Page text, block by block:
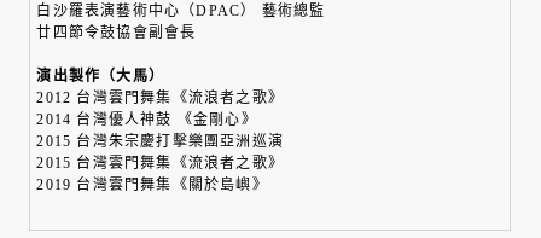
白沙羅表演藝術中心（DPAC） 藝術總監
廿四節令鼓協會副會長
演出製作（大馬）
2012 台灣雲門舞集《流浪者之歌》
2014 台灣優人神鼓 《金剛心》
2015 台灣朱宗慶打擊樂團亞洲巡演
2015 台灣雲門舞集《流浪者之歌》
2019 台灣雲門舞集《關於島嶼》